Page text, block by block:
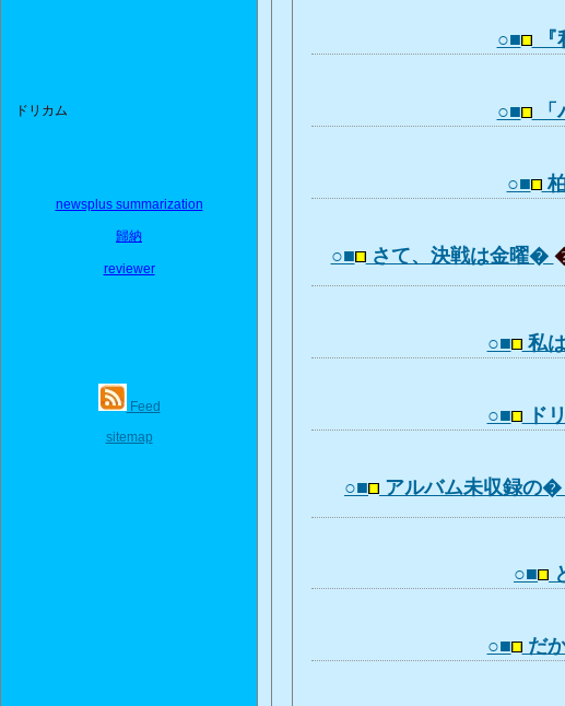
ドリカム
newsplus summarization
歸納
reviewer
Feed
sitemap
○■ 『
○■ 「
○■
○■ さて、決戦は金曜�
○■ 私
○■ ド
○■ アルバム未収録の�
○■
○■ だ